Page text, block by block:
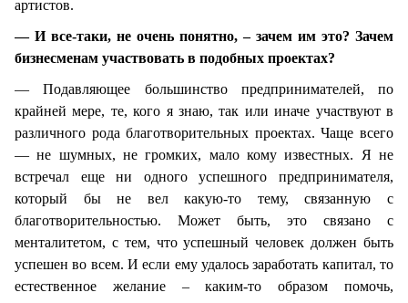
артистов.
— И все-таки, не очень понятно, – зачем им это? Зачем
бизнесменам участвовать в подобных проектах?
— Подавляющее большинство предпринимателей, по
крайней мере, те, кого я знаю, так или иначе участвуют в
различного рода благотворительных проектах. Чаще всего
— не шумных, не громких, мало кому известных. Я не
встречал еще ни одного успешного предпринимателя,
который бы не вел какую-то тему, связанную с
благотворительностью. Может быть, это связано с
менталитетом, с тем, что успешный человек должен быть
успешен во всем. И если ему удалось заработать капитал, то
естественное желание – каким-то образом помочь,